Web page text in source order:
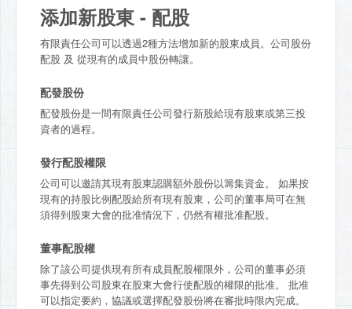
添加新股東 - 配股
有限責任公司可以透過2種方法增加新的股東成員。公司股份
配股 及 從現有的成員中股份轉讓。
配發股份
配發股份是一間有限責任公司發行新股給現有股東或第三投
資者的過程。
發行配股權限
公司可以邀請其現有股東認購額外股份以籌集資金。 如果按
現有的持股比例配股給所有現有股東，公司的董事局可在無
須得到股東大會的批准情況下，仍然有權批准配股。
董事配股權
除了該公司提供現有所有成員配股權限外，公司的董事必須
事先得到公司股東在股東大會行使配股的權限的批准。 批准
可以指定要約，協議或選擇配發股份將在審批時限內完成。